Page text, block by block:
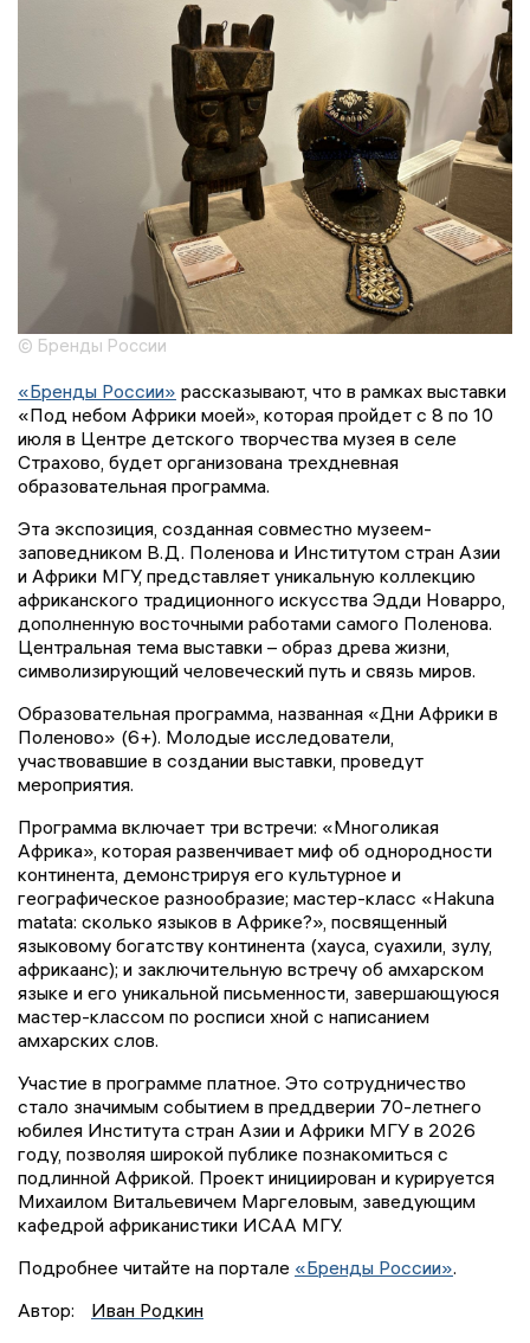
© Бренды России
«Бренды России» рассказывают, что в рамках выставки
«Под небом Африки моей», которая пройдет с 8 по 10
июля в Центре детского творчества музея в селе
Страхово, будет организована трехдневная
образовательная программа.
Эта экспозиция, созданная совместно музеем-
заповедником В.Д. Поленова и Институтом стран Азии
и Африки МГУ, представляет уникальную коллекцию
африканского традиционного искусства Эдди Новарро,
дополненную восточными работами самого Поленова.
Центральная тема выставки – образ древа жизни,
символизирующий человеческий путь и связь миров.
Образовательная программа, названная «Дни Африки в
Поленово» (6+). Молодые исследователи,
участвовавшие в создании выставки, проведут
мероприятия.
Программа включает три встречи: «Многоликая
Африка», которая развенчивает миф об однородности
континента, демонстрируя его культурное и
географическое разнообразие; мастер-класс «Hakuna
matata: сколько языков в Африке?», посвященный
языковому богатству континента (хауса, суахили, зулу,
африкаанс); и заключительную встречу об амхарском
языке и его уникальной письменности, завершающуюся
мастер-классом по росписи хной с написанием
амхарских слов.
Участие в программе платное. Это сотрудничество
стало значимым событием в преддверии 70-летнего
юбилея Института стран Азии и Африки МГУ в 2026
году, позволяя широкой публике познакомиться с
подлинной Африкой. Проект инициирован и курируется
Михаилом Витальевичем Маргеловым, заведующим
кафедрой африканистики ИСАА МГУ.
Подробнее читайте на портале «Бренды России».
Автор:
Иван Родкин